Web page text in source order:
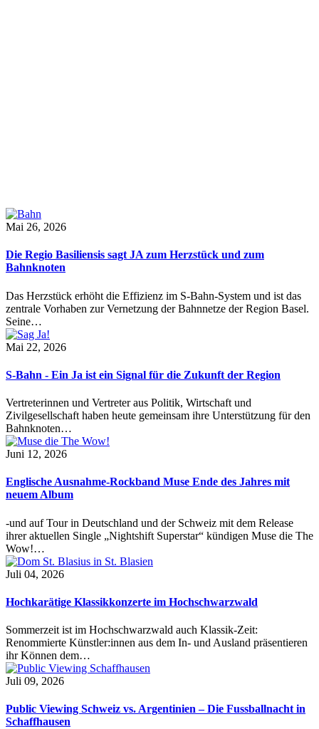
Mai 26, 2026
Die Regio Basiliensis sagt JA zum Herzstück und zum
Bahnknoten
Das Herzstück erhöht die Effizienz im S-Bahn-System und ist das
zentrale Vorhaben zur Vernetzung der Bahnnetze der Region Basel.
Seine…
Mai 22, 2026
S-Bahn - Ein Ja ist ein Signal für die Zukunft der Region
Vertreterinnen und Vertreter aus Politik, Wirtschaft und
Zivilgesellschaft haben heute gemeinsam ihre Unterstützung für den
Bahnknoten…
Juni 12, 2026
Englische Ausnahme-Rockband Muse Ende des Jahres mit
neuem Album
-und auf Tour in Deutschland und der Schweiz mit dem Release
ihrer aktuellen Single „Nightshift Superstar“ kündigen Muse die The
Wow!…
Juli 04, 2026
Hochkarätige Klassikkonzerte im Hochschwarzwald
Sommerzeit ist im Hochschwarzwald auch Klassik-Zeit:
Renommierte Künstler:innen aus dem In- und Ausland präsentieren
ihr Können dem…
Juli 09, 2026
Public Viewing Schweiz vs. Argentinien – Die Fussballnacht in
Schaffhausen